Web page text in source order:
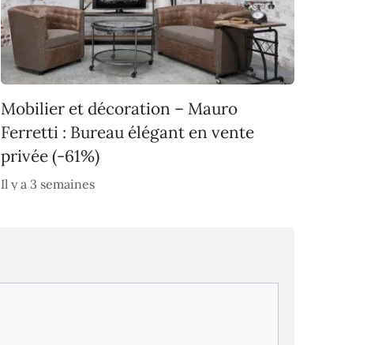
Mobilier et décoration – Mauro
Ferretti : Bureau élégant en vente
privée (-61%)
Il y a 3 semaines